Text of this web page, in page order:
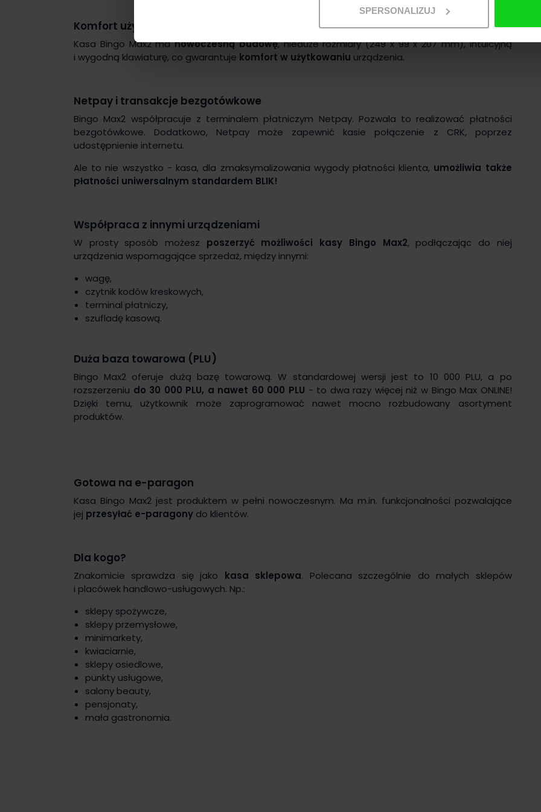
SPERSONALIZUJ
Komfort użytkowania
Kasa Bingo Max2 manowoczesną budowę, nieduże rozmiary (249 x 99 x 207 mm), intuicyjną
i wygodną klawiaturę, co gwarantuje komfort w użytkowaniu urządzenia.
Netpay i transakcje bezgotówkowe
Bingo Max2 współpracuje z terminalem płatniczym Netpay. Pozwala to realizować płatności
bezgotówkowe. Dodatkowo, Netpay może zapewnić kasie połączenie z CRK, poprzez
udostępnienie internetu.
Ale to nie wszystko - kasa, dla zmaksymalizowania wygody płatności klienta, umożliwia także
płatności uniwersalnym standardem BLIK!
Współpraca z innymi urządzeniami
W prosty sposób możesz poszerzyć możliwości kasy Bingo Max2, podłączając do niej
urządzenia wspomagające sprzedaż, między innymi:
wagę,
czytnik kodów kreskowych,
terminal płatniczy,
szufladę kasową.
Duża baza towarowa (PLU)
Bingo Max2 oferuje dużą bazę towarową. W standardowej wersji jest to 10 000 PLU, a po
rozszerzeniu do 30 000 PLU, a nawet 60 000 PLU - to dwa razy więcej niż w Bingo Max ONLINE!
Dzięki temu, użytkownik może zaprogramować nawet mocno rozbudowany asortyment
produktów.
Gotowa na e-paragon
Kasa Bingo Max2 jest produktem w pełni nowoczesnym. Ma m.in. funkcjonalności pozwalające
jej przesyłać e-paragony do klientów.
Dla kogo?
Znakomicie sprawdza się jako kasa sklepowa. Polecana szczególnie do małych sklepów
i placówek handlowo-usługowych. Np.:
sklepy spożywcze,
sklepy przemysłowe,
minimarkety,
kwiaciarnie,
sklepy osiedlowe,
punkty usługowe,
salony beauty,
pensjonaty,
mała gastronomia.